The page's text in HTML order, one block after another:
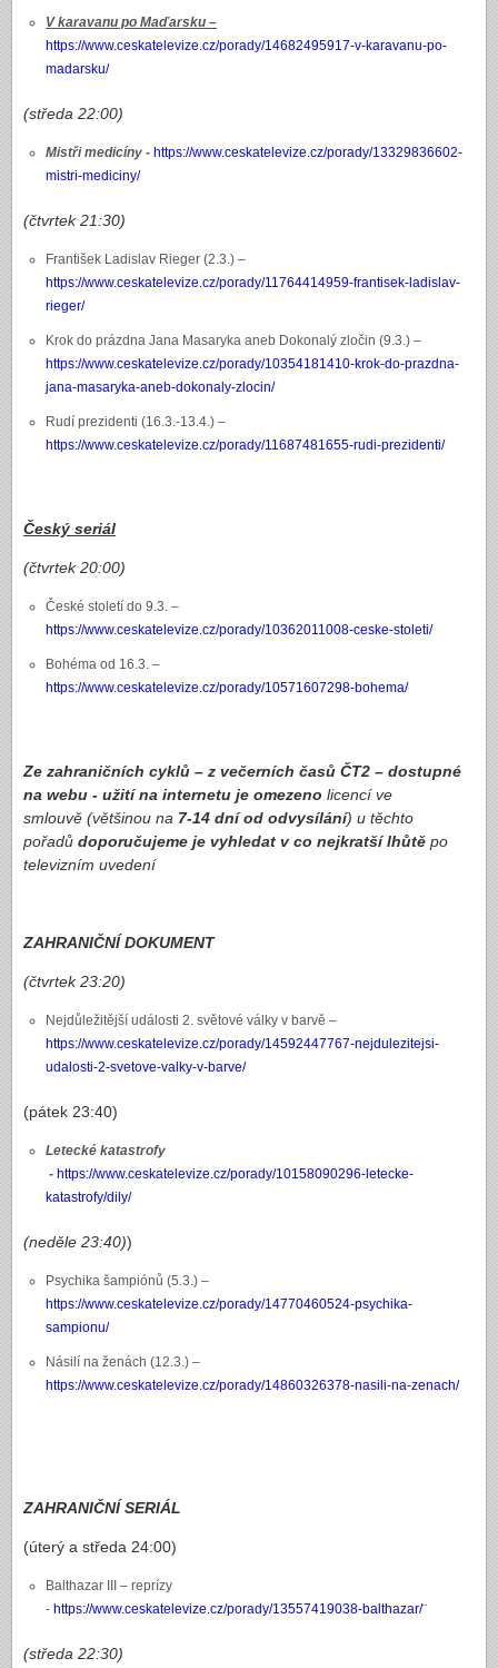
V karavanu po Maďarsku –
https://www.ceskatelevize.cz/porady/14682495917-v-karavanu-po-
madarsku/
(středa 22:00)
Mistři medicíny - https://www.ceskatelevize.cz/porady/13329836602-
mistri-mediciny/
(čtvrtek 21:30)
František Ladislav Rieger (2.3.) –
https://www.ceskatelevize.cz/porady/11764414959-frantisek-ladislav-
rieger/
Krok do prázdna Jana Masaryka aneb Dokonalý zločin (9.3.) –
https://www.ceskatelevize.cz/porady/10354181410-krok-do-prazdna-
jana-masaryka-aneb-dokonaly-zlocin/
Rudí prezidenti (16.3.-13.4.) –
https://www.ceskatelevize.cz/porady/11687481655-rudi-prezidenti/
Český seriál
(čtvrtek 20:00)
České století do 9.3. –
https://www.ceskatelevize.cz/porady/10362011008-ceske-stoleti/
Bohéma od 16.3. –
https://www.ceskatelevize.cz/porady/10571607298-bohema/
Ze zahraničních cyklů – z večerních časů ČT2 – dostupné
na webu - užití na internetu je omezeno licencí ve
smlouvě (většinou na 7-14 dní od odvysílání) u těchto
pořadů doporučujeme je vyhledat v co nejkratší lhůtě po
televizním uvedení
ZAHRANIČNÍ DOKUMENT
(čtvrtek 23:20)
Nejdůležitější události 2. světové války v barvě –
https://www.ceskatelevize.cz/porady/14592447767-nejdulezitejsi-
udalosti-2-svetove-valky-v-barve/
(pátek 23:40)
Letecké katastrofy
- https://www.ceskatelevize.cz/porady/10158090296-letecke-
katastrofy/dily/
(neděle 23:40))
Psychika šampiónů (5.3.) –
https://www.ceskatelevize.cz/porady/14770460524-psychika-
sampionu/
Násilí na ženách (12.3.) –
https://www.ceskatelevize.cz/porady/14860326378-nasili-na-zenach/
ZAHRANIČNÍ SERIÁL
(úterý a středa 24:00)
Balthazar III – reprízy
- https://www.ceskatelevize.cz/porady/13557419038-balthazar/¨
(středa 22:30)